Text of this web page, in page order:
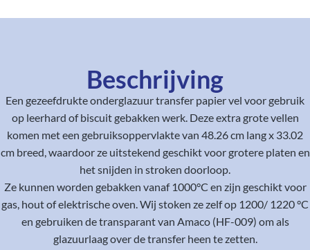
Beschrijving
Een gezeefdrukte onderglazuur transfer papier vel voor gebruik
op leerhard of biscuit gebakken werk. Deze extra grote vellen
komen met een gebruiksoppervlakte van 48.26 cm lang x 33.02
cm breed, waardoor ze uitstekend geschikt voor grotere platen en
het snijden in stroken doorloop.
Ze kunnen worden gebakken vanaf 1000°C en zijn geschikt voor
gas, hout of elektrische oven. Wij stoken ze zelf op 1200/ 1220 °C
en gebruiken de transparant van Amaco (HF-009) om als
glazuurlaag over de transfer heen te zetten.